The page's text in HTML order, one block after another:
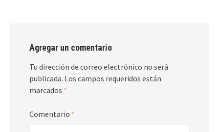
Agregar un comentario
Tu dirección de correo electrónico no será
publicada. Los campos requeridos están
marcados *
Comentario *